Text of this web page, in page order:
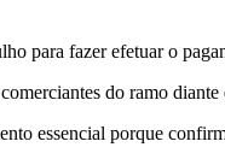
para fazer efetuar o
do ramo
essencial porque